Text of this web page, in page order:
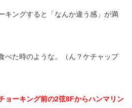
キングすると「なんか違う感」が満
べた時のような。（ん？ケチャップ
ョーキング前の2弦8Fからハンマリン